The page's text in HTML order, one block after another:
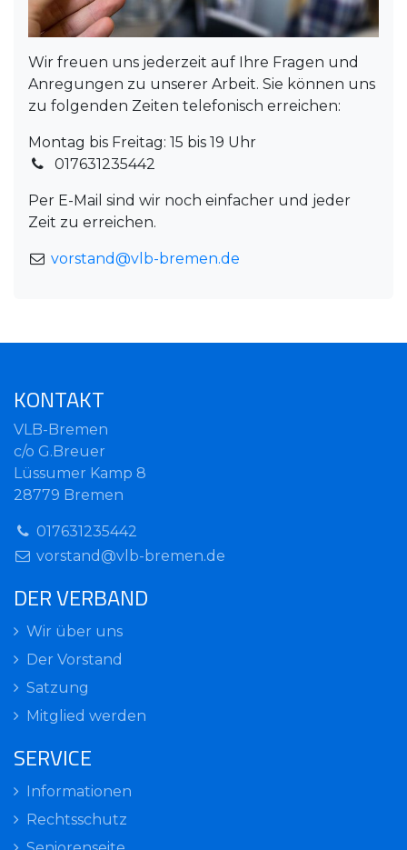
Wir freuen uns jederzeit auf Ihre Fragen und
Anregungen zu unserer Arbeit. Sie können uns
zu folgenden Zeiten telefonisch erreichen:
Montag bis Freitag: 15 bis 19 Uhr
017631235442
Per E-Mail sind wir noch einfacher und jeder
Zeit zu erreichen.
vorstand@vlb-bremen.de
KONTAKT
VLB-Bremen
c/o G.Breuer
Lüssumer Kamp 8
28779 Bremen
017631235442
vorstand@vlb-bremen.de
DER VERBAND
Wir über uns
Der Vorstand
Satzung
Mitglied werden
SERVICE
Informationen
Rechtsschutz